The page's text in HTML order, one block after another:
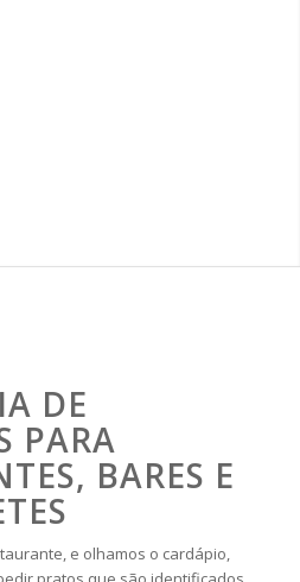
DE
PARA
BARES E
e olhamos o cardápio,